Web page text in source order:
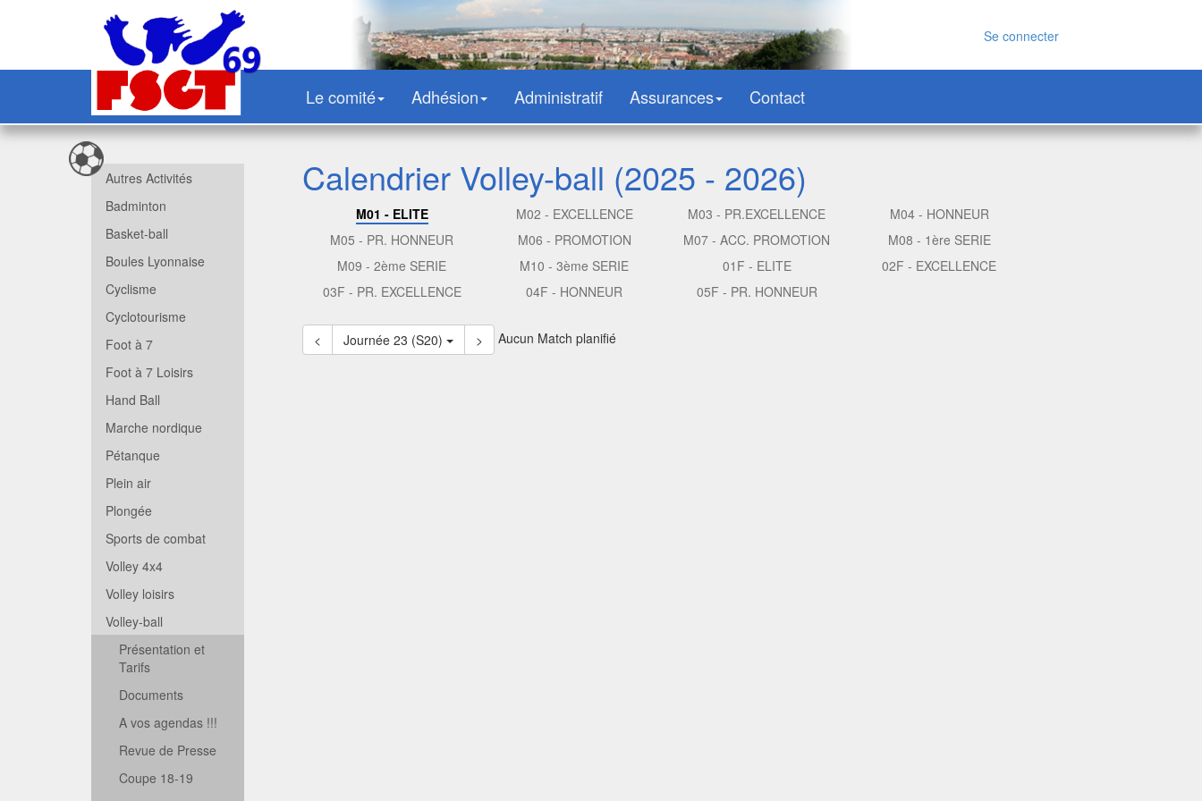
Se connecter
Le comité Adhésion Administratif Assurances Contact
Autres Activités
Badminton
Basket-ball
Boules Lyonnaise
Cyclisme
Cyclotourisme
Foot à 7
Foot à 7 Loisirs
Hand Ball
Marche nordique
Pétanque
Plein air
Plongée
Sports de combat
Volley 4x4
Volley loisirs
Volley-ball
Présentation et
Tarifs
Documents
A vos agendas !!!
Revue de Presse
Coupe 18-19
Calendrier Volley-ball (2025 - 2026)
M01 - ELITE M02 - EXCELLENCE M03 - PR.EXCELLENCE
M04 - HONNEUR
M05 - PR. HONNEUR
M06 - PROMOTION M07 - ACC. PROMOTION
M08 - 1ère SERIE
M09 - 2ème SERIE
M10 - 3ème SERIE 01F - ELITE
02F - EXCELLENCE
03F - PR. EXCELLENCE
04F - HONNEUR 05F - PR. HONNEUR
< Journée 23 (S20) > Aucun Match planifié